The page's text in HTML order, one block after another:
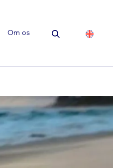
Om os